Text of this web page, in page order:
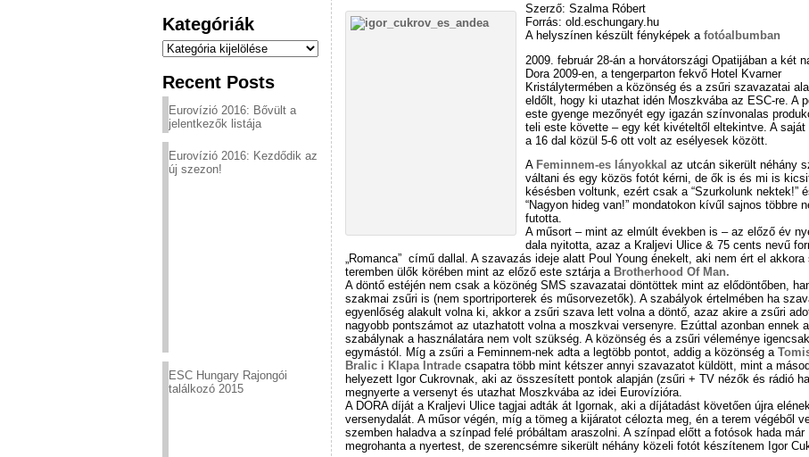
Kategóriák
Kategóriák
Recent Posts
Eurovízió 2016: Bővült a
jelentkezők listája
Eurovízió 2016: Kezdődik az
új szezon!
ESC Hungary Rajongói
találkozó 2015
Szerző: Szalma Róbert
Forrás: old.eschungary.hu
A helyszínen készült fényképek a fotóalbumban
2009. február 28-án a horvátországi Opatijában a két
Dora 2009-en, a tengerparton fekvő Hotel Kvarner
Kristálytermében a közönség és a zsűri szavazatai
eldőlt, hogy ki utazhat idén Moszkvába az ESC-re. A
este gyenge mezőnyét egy igazán színvonalas
teli este követte – egy két kivételtől eltekintve. A saját
a 16 dal közül 5-6 ott volt az esélyesek között.
A Feminnem-es lányokkal az utcán sikerült néhány
váltani és egy közös fotót kérni, de ők is és mi is
késésben voltunk, ezért csak a “Szurkolunk nektek!”
“Nagyon hideg van!” mondatokon kívűl sajnos többre
futotta.
A műsort – mint az elmúlt években is – az előző év
dala nyitotta, azaz a Kraljevi Ulice & 75 cents nevű
„Romanca” című dallal. A szavazás ideje alatt Poul Young énekelt, aki nem ért el akkora
teremben ülők körében mint az előző este sztárja a Brotherhood Of Man.
A döntő estéjén nem csak a közönég SMS szavazatai döntöttek mint az elődöntőben,
szakmai zsűri is (nem sportriporterek és műsorvezetők). A szabályok értelmében ha
egyenlőség alakult volna ki, akkor a zsűri szava lett volna a döntő, azaz akire a zsűri
nagyobb pontszámot az utazhatott volna a moszkvai versenyre. Ezúttal azonban ennek a
szabálynak a használatára nem volt szükség. A közönség és a zsűri véleménye
egymástól. Míg a zsűri a Feminnem-nek adta a legtöbb pontot, addig a közönség a
Bralic i Klapa Intrade csapatra több mint kétszer annyi szavazatot küldött, mint a
helyezett Igor Cukrovnak, aki az összesített pontok alapján (zsűri + TV nézők és rádió
megnyerte a versenyt és utazhat Moszkvába az idei Eurovízióra.
A DORA díját a Kraljevi Ulice tagjai adták át Igornak, aki a díjátadást követően újra
versenydalát. A műsor végén, míg a tömeg a kijáratot célozta meg, én a terem végéből
szemben haladva a színpad felé próbáltam araszolni. A színpad előtt a fotósok hada már
megrohanta a nyertest, de szerencsémre sikerült néhány közeli fotót készítenem Igor